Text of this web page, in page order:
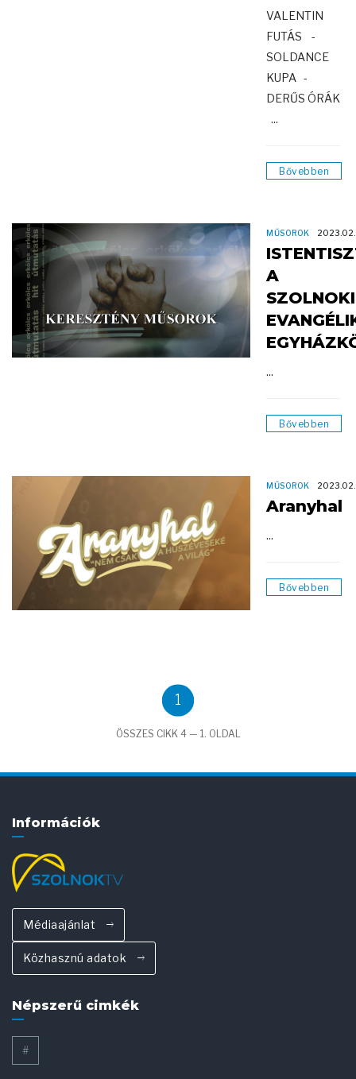
VALENTIN
FUTÁS -
SOLDANCE
KUPA -
DERŰS ÓRÁK
...
Bővebben
MŰSOROK
A
SZOLNOKI
...
Bővebben
MŰSOROK
Aranyhal
...
Bővebben
1
ÖSSZES CIKK 4 — 1. OLDAL
Információk
Médiaajánlat
Közhasznú adatok
Népszerű cimkék
#